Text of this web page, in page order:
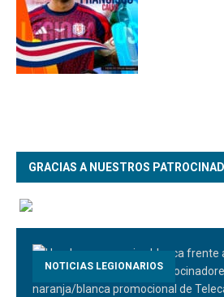
GRACIAS A NUESTROS
NOTICIAS LEGIONARIOS